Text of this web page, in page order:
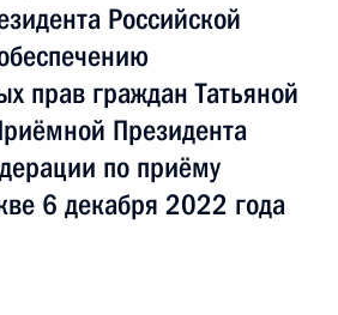
Российской
прав граждан Татьяной
Президента
по приёму
6 декабря 2022 года